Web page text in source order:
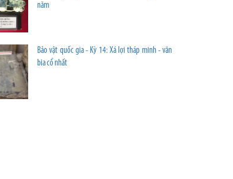
năm
Bảo vật quốc gia - Kỳ 14: Xá lợi tháp minh - văn
bia cổ nhất